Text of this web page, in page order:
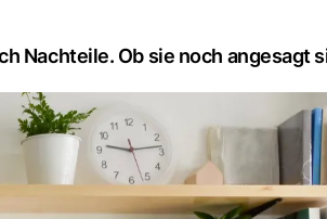
Nachteile. Ob sie noch angesagt